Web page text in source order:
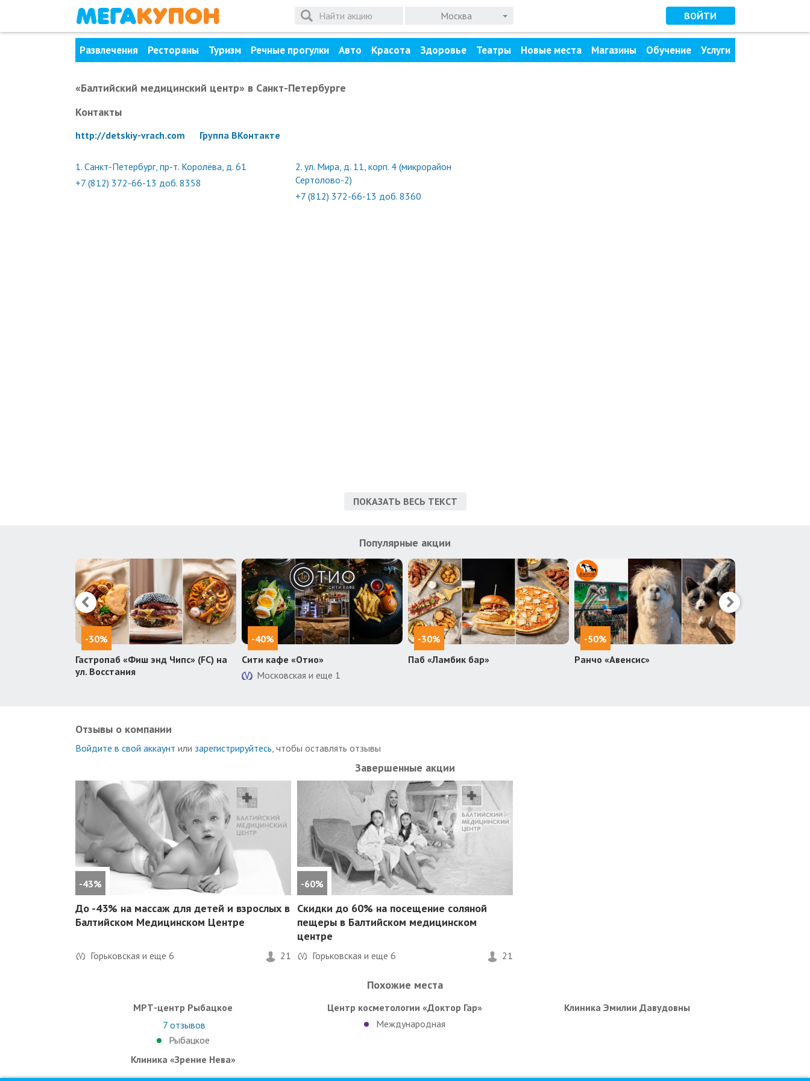
Москва ВОЙТИ
Развлечения Рестораны Туризм Речные прогулки Авто Красота Здоровье Театры Новые места Магазины Обучение Услуги
«Балтийский медицинский центр» в Санкт-Петербурге
Контакты
http://detskiy-vrach.com Группа ВКонтакте
1. Санкт-Петербург, пр-т. Королёва, д. 61
+7 (812) 372-66-13 доб. 8358
2. ул. Мира, д. 11, корп. 4 (микрорайон
Сертолово-2)
+7 (812) 372-66-13 доб. 8360
ПОКАЗАТЬ ВЕСЬ ТЕКСТ
Популярные акции
-30%
Гастропаб «Фиш энд Чипс» (FC) на
ул. Восстания
-40%
Сити кафе «Отио»
Московская и еще 1
-30%
Паб «Ламбик бар»
-50%
Ранчо «Авенсис»
Отзывы о компании
Войдите в свой аккаунт или зарегистрируйтесь , чтобы оставлять отзывы
Завершенные акции
-43%
До -43% на массаж для детей и взрослых в
Балтийском Медицинском Центре
Горьковская и еще 6 21
-60%
Скидки до 60% на посещение соляной
пещеры в Балтийском медицинском
центре
Горьковская и еще 6 21
Похожие места
МРТ-центр Рыбацкое
7 отзывов
Рыбацкое
Центр косметологии «Доктор Гар»
Международная
Клиника Эмилии Давудовны
Клиника «Зрение Нева»